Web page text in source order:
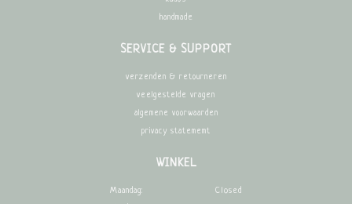
handmade
SERVICE & SUPPORT
verzenden & retourneren
veelgestelde vragen
algemene voorwaarden
privacy statememt
WINKEL
Maandag:
Closed